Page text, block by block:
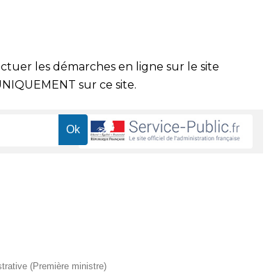
les démarches en ligne sur le site
sur ce site.
(Première ministre)